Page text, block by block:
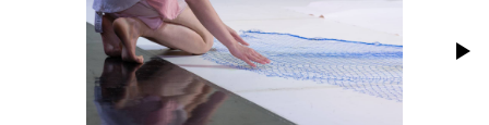
PARTNEŘI